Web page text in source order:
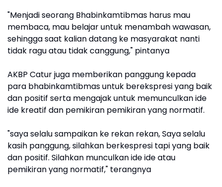
"Menjadi seorang Bhabinkamtibmas harus mau
membaca, mau belajar untuk menambah wawasan,
sehingga saat kalian datang ke masyarakat nanti
tidak ragu atau tidak canggung," pintanya
AKBP Catur juga memberikan panggung kepada
para bhabinkamtibmas untuk berekspresi yang baik
dan positif serta mengajak untuk memunculkan ide
ide kreatif dan pemikiran pemikiran yang normatif.
"saya selalu sampaikan ke rekan rekan, Saya selalu
kasih panggung, silahkan berkespresi tapi yang baik
dan positif. Silahkan munculkan ide ide atau
pemikiran yang normatif," terangnya